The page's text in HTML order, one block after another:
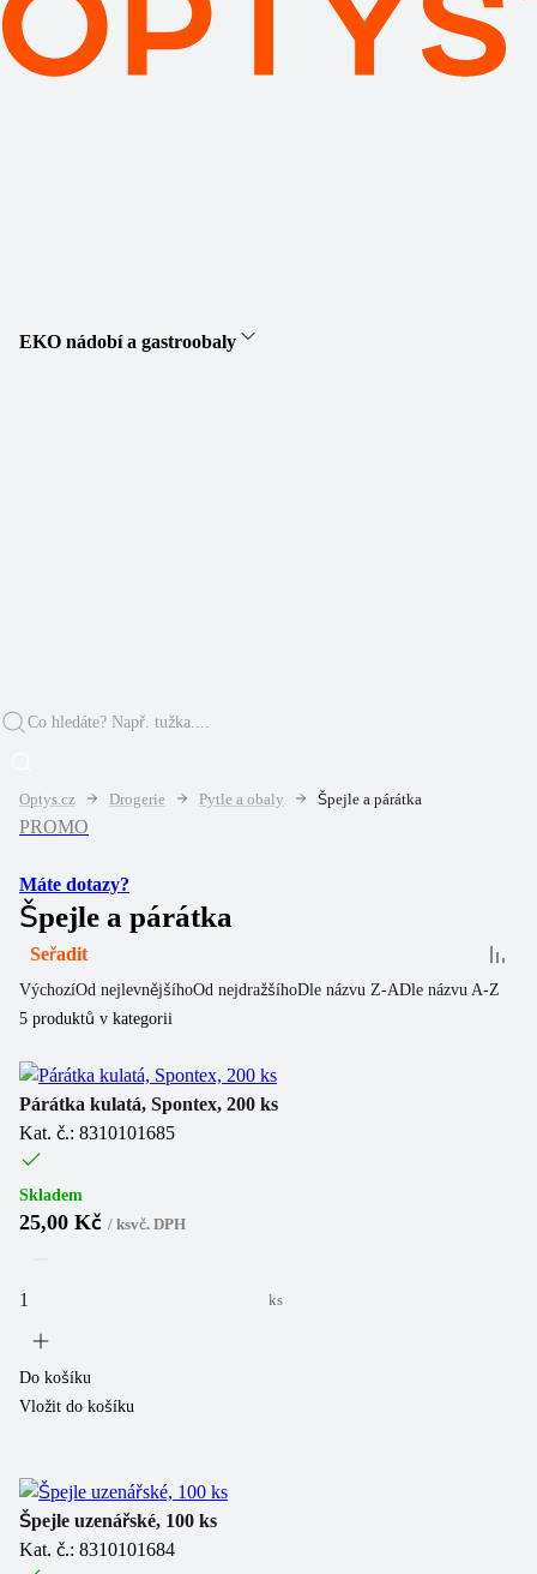
EKO nádobí a gastroobaly
Optys.cz Drogerie Pytle a obaly Špejle a párátka
PROMO
Máte dotazy?
Špejle a párátka
Seřadit
VýchozíOd nejlevnějšíhoOd nejdražšíhoDle názvu Z-ADle názvu A-Z
5 produktů v kategorii
Párátka kulatá, Spontex, 200 ks
Kat. č.: 8310101685
Skladem
25,00 Kč / ksvč. DPH
ks
Do košíku
Vložit do košíku
Špejle uzenářské, 100 ks
Kat. č.: 8310101684